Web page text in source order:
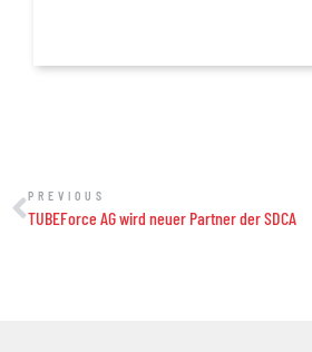
PREVIOUS
TUBEForce AG wird neuer Partner der SDCA